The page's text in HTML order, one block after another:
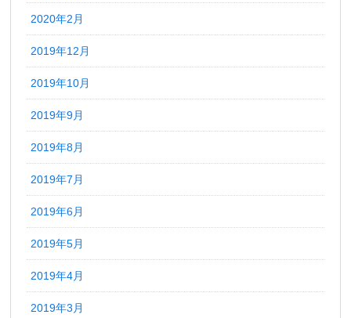
2020年2月
2019年12月
2019年10月
2019年9月
2019年8月
2019年7月
2019年6月
2019年5月
2019年4月
2019年3月